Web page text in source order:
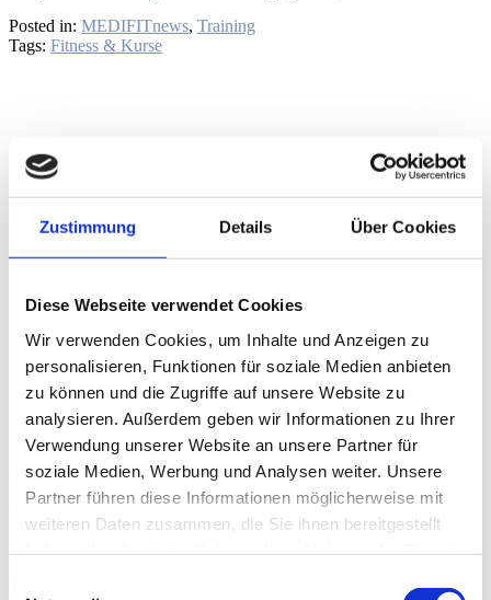
Zustimmung Details Über Cookies
Diese Webseite verwendet Cookies
Wir verwenden Cookies, um Inhalte und Anzeigen zu
personalisieren, Funktionen für soziale Medien anbieten
zu können und die Zugriffe auf unsere Website zu
analysieren. Außerdem geben wir Informationen zu Ihrer
Verwendung unserer Website an unsere Partner für
soziale Medien, Werbung und Analysen weiter. Unsere
Partner führen diese Informationen möglicherweise mit
weiteren Daten zusammen, die Sie ihnen bereitgestellt
Posted in: MEDIFITnews, Training
Tags: Fitness & Kurse
Ausdauertraining mit System
Wie beginne ich mit dem Ausdauertraining? Dieser Artikel ist für
„Beginner“ und fortgeschrittene Hobbyläufer, die…